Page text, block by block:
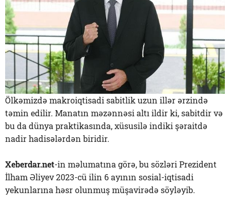
Ölkəmizdə makroiqtisadi sabitlik uzun illər ərzində
təmin edilir. Manatın məzənnəsi altı ildir ki, sabitdir və
bu da dünya praktikasında, xüsusilə indiki şəraitdə
nadir hadisələrdən biridir.
Xeberdar.net-in məlumatına görə, bu sözləri Prezident
İlham Əliyev 2023-cü ilin 6 ayının sosial-iqtisadi
yekunlarına həsr olunmuş müşavirədə söyləyib.